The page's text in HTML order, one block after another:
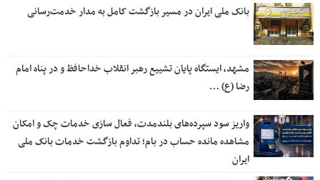
بانک ملی ایران در مسیر بازگشت کامل به مدار خدمت‌رسانی
مشهد، ایستگاه پایان تشییع رهبر انقلاب خداحافظ و در پناه امام
رضا (ع) …
واریز سود سپرده‌های بلندمدت، فعال سازی خدمات چک و امکان
مشاهده مانده حساب در بام؛ تداوم بازگشت خدمات بانک ملی
ایران